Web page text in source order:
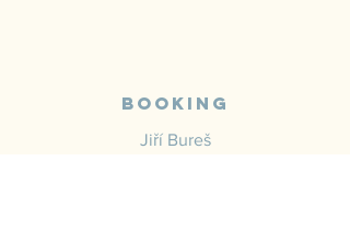
Booking
Jiří Bureš